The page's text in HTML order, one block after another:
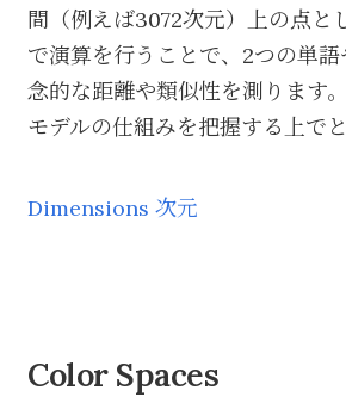
間（例えば3072次元）上の点と
で演算を行うことで、2つの単
念的な距離や類似性を測ります
モデルの仕組みを把握する上で
Dimensions 次元
Color Spaces